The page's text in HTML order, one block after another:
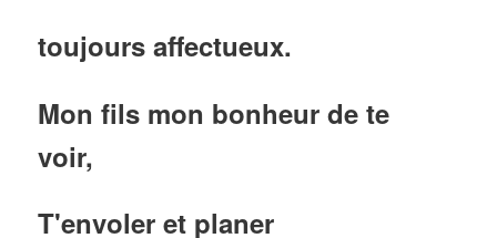
toujours affectueux.
Mon fils mon bonheur de te
voir,
T'envoler et planer